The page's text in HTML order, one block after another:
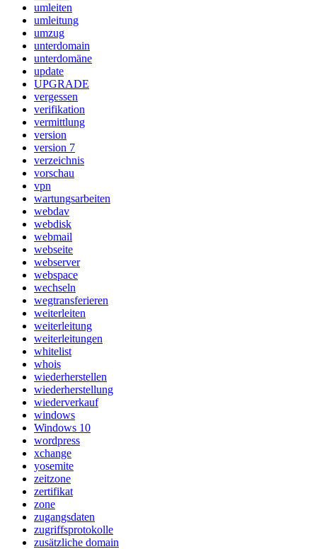
umleiten
umleitung
umzug
unterdomain
unterdomäne
update
UPGRADE
vergessen
verifikation
vermittlung
version
version 7
verzeichnis
vorschau
vpn
wartungsarbeiten
webdav
webdisk
webmail
webseite
webserver
webspace
wechseln
wegtransferieren
weiterleiten
weiterleitung
weiterleitungen
whitelist
whois
wiederherstellen
wiederherstellung
wiederverkauf
windows
Windows 10
wordpress
xchange
yosemite
zeitzone
zertifikat
zone
zugangsdaten
zugriffsprotokolle
zusätzliche domain